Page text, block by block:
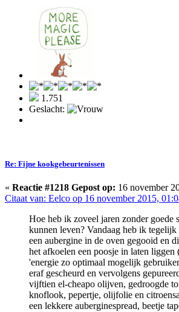
1.751
Geslacht:
Re: Fijne kookgebeurtenissen
« Reactie #1218 Gepost op: 16 november
Citaat van: Eelco op 16 november 2015,
Hoe heb ik zoveel jaren zonder goede
kunnen leven? Vandaag heb ik tegelijk
een aubergine in de oven gegooid en
het afkoelen een poosje in laten liggen
'energie zo optimaal mogelijk
eraf gescheurd en vervolgens
vijftien el-cheapo olijven, gedroogde
knoflook, pepertje, olijfolie en
een lekkere auberginespread, beetje